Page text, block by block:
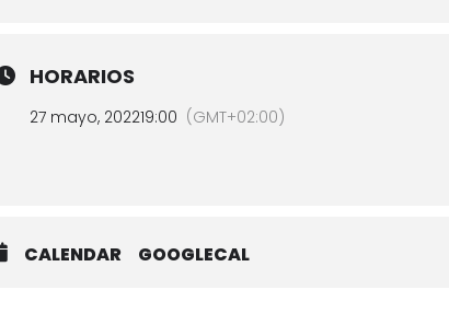
HORARIOS
27 mayo, 202219:00 (GMT+02:00)
CALENDAR GOOGLECAL